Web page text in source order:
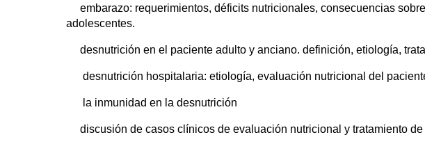
embarazo: requerimientos, déficits nutricionales, consecuencias
adolescentes.
desnutrición en el paciente adulto y anciano. definición, etiología,
desnutrición hospitalaria: etiología, evaluación nutricional del
la inmunidad en la desnutrición
discusión de casos clínicos de evaluación nutricional y tratamiento